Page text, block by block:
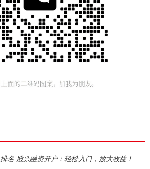
名 股票融资开户：轻松入门，放大收益！